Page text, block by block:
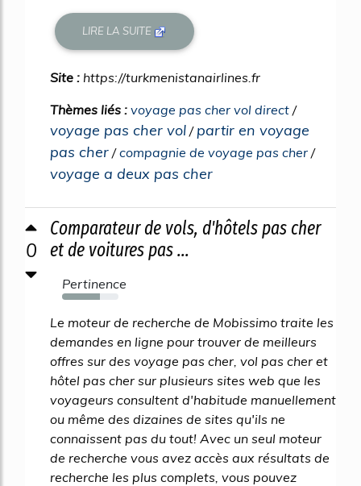
LIRE LA SUITE
Site : https://turkmenistanairlines.fr
Thèmes liés : voyage pas cher vol direct /
voyage pas cher vol / partir en voyage
pas cher /compagnie de voyage pas cher /
voyage a deux pas cher
0
Comparateur de vols, d'hôtels pas cher
et de voitures pas ...
Pertinence
67%
Le moteur de recherche de Mobissimo traite les
demandes en ligne pour trouver de meilleurs
offres sur des voyage pas cher, vol pas cher et
hôtel pas cher sur plusieurs sites web que les
voyageurs consultent d'habitude manuellement
ou même des dizaines de sites qu'ils ne
connaissent pas du tout! Avec un seul moteur
de recherche vous avez accès aux résultats de
recherche les plus complets, vous pouvez